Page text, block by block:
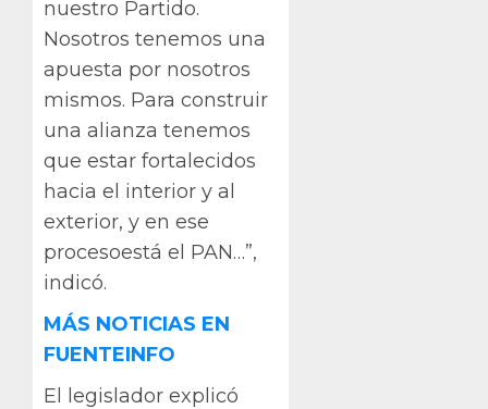
nuestro Partido.
Nosotros tenemos una
apuesta por nosotros
mismos. Para construir
una alianza tenemos
que estar fortalecidos
hacia el interior y al
exterior, y en ese
procesoestá el PAN…”,
indicó.
MÁS NOTICIAS EN
FUENTEINFO
El legislador explicó